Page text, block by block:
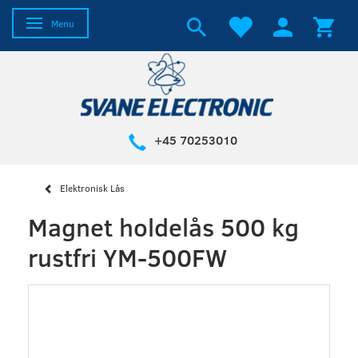
Skifte navigation
Menu
+45 70253010
Elektronisk Lås
Magnet holdelås 500 kg
rustfri YM-500FW